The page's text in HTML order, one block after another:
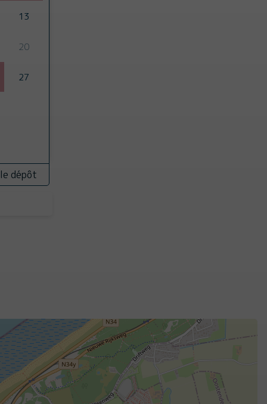
13
20
27
dépôt